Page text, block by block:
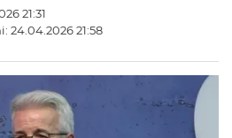
21:31
24.04.2026 21:58